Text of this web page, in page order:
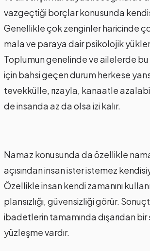
vazgeçtiği borçlar konusunda
Genellikle çok zenginler haricinde
mala ve paraya dair psikolojik yükler
Toplumun genelinde ve ailelerde
için bahsi geçen durum herkese
tevekkülle, rızayla, kanaatle
de insanda az da olsa izi kalır.
Namaz konusunda da özellikle
açısından insan ister istemez
Özellikle insan kendi zamanını
plansızlığı, güvensizliği görür.
ibadetlerin tamamında dışarıdan
yüzleşme vardır.